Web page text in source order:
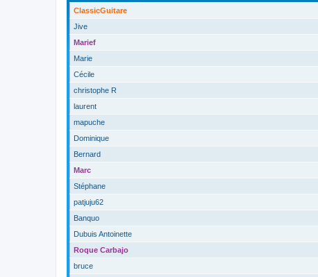
ClassicGuitare
Jive
Marief
Marie
Cécile
christophe R
laurent
mapuche
Dominique
Bernard
Marc
Stéphane
patjuju62
Banquo
Dubuis Antoinette
Roque Carbajo
bruce